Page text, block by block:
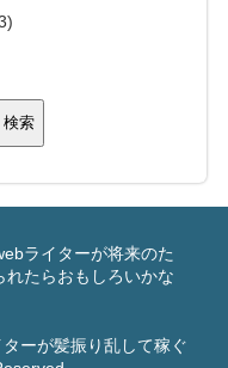
検索
ライターが将来のた
たらおもしろいかな
ーが髪振り乱して稼ぐ